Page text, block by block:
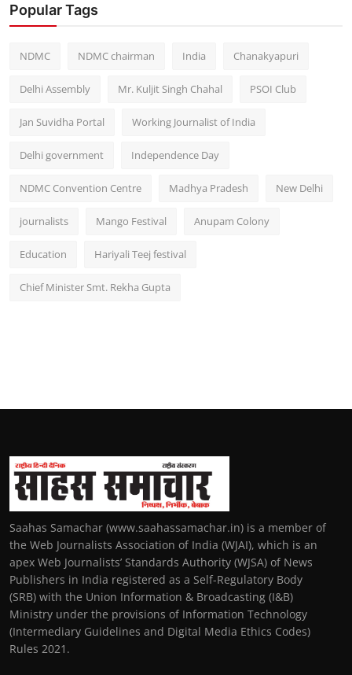
Popular Tags
NDMC NDMC chairman India Chanakyapuri
Delhi Assembly Mr. Kuljit Singh Chahal PSOI Club
Jan Suvidha Portal Working Journalist of India
Delhi government Independence Day
NDMC Convention Centre Madhya Pradesh New Delhi
journalists Mango Festival Anupam Colony
Education Hariyali Teej festival
Chief Minister Smt. Rekha Gupta
Saahas Samachar (www.saahassamachar.in) is a member of
the Web Journalists Association of India (WJAI), which is an
apex Web Journalists’ Standards Authority (WJSA) of News
Publishers in India registered as a Self-Regulatory Body
(SRB) with the Union Information & Broadcasting (I&B)
Ministry under the provisions of Information Technology
(Intermediary Guidelines and Digital Media Ethics Codes)
Rules 2021.